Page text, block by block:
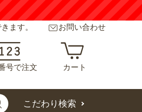
ます。 お問い合わせ
号で注文 カート
こだわり検索